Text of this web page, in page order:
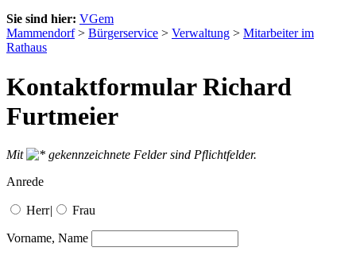
Sie sind hier: VGem
Mammendorf> Bürgerservice > Verwaltung > Mitarbeiter im
Rathaus
Kontaktformular Richard
Furtmeier
Mit
gekennzeichnete Felder sind Pflichtfelder.
Anrede
Herr| Frau
Vorname, Name